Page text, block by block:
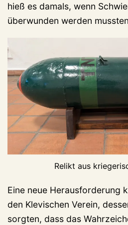
hieß es damals, wenn
überwunden werden
Relikt aus
Eine neue Herausforderung
den Klevischen Verein,
sorgten, dass das